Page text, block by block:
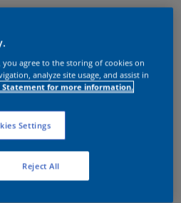
you agree to the storing of cookies on
analyze site usage, and assist in
Statement for more information.
Settings
Reject All